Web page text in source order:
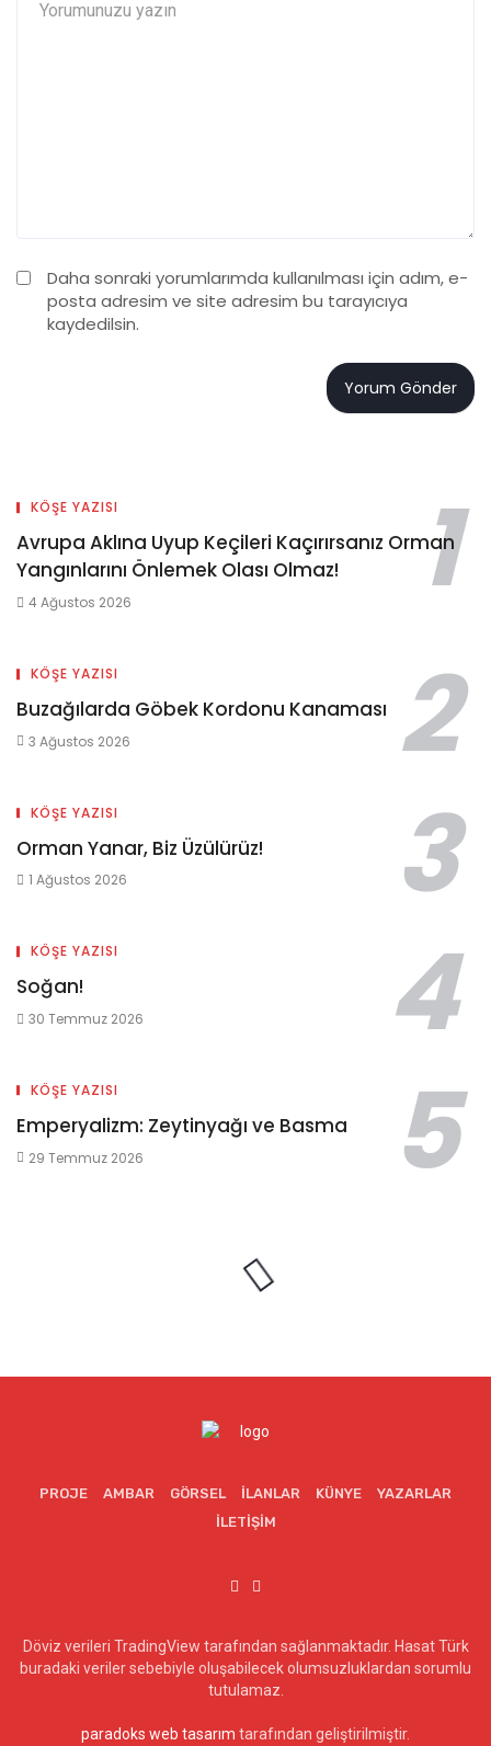
Daha sonraki yorumlarımda kullanılması için adım, e-
posta adresim ve site adresim bu tarayıcıya
kaydedilsin.
KÖŞE YAZISI
Avrupa Aklına Uyup Keçileri Kaçırırsanız Orman
Yangınlarını Önlemek Olası Olmaz!
4 Ağustos 2026
KÖŞE YAZISI
Buzağılarda Göbek Kordonu Kanaması
3 Ağustos 2026
KÖŞE YAZISI
Orman Yanar, Biz Üzülürüz!
1 Ağustos 2026
KÖŞE YAZISI
Soğan!
30 Temmuz 2026
KÖŞE YAZISI
Emperyalizm: Zeytinyağı ve Basma
29 Temmuz 2026
PROJE AMBAR GÖRSEL İLANLAR KÜNYE
YAZARLAR
İLETIŞIM
Döviz verileri TradingView tarafından sağlanmaktadır. Hasat Türk
buradaki veriler sebebiyle oluşabilecek olumsuzluklardan sorumlu
tutulamaz.
paradoks web tasarım tarafından geliştirilmiştir.